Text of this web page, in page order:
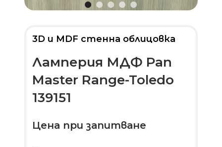
3D и MDF стенна облицовка
Ламперия МДФ Pan
Master Range-Toledo
139151
Цена при запитване